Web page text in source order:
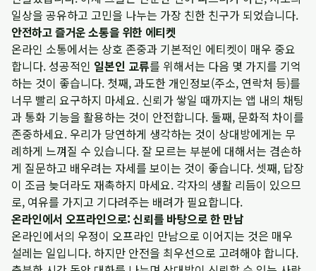
일상을 공유하고 고민을 나누는 가장 친한 친구가 되었습니다.
안전하고 즐거운 소통을 위한 에티켓
온라인 소통에서는 상호 존중과 기본적인 에티켓이 매우 중요
합니다. 성공적인 일본인 교류를 위해서는 다음 몇 가지를 기억
하는 것이 좋습니다. 첫째, 과도한 개인정보(주소, 연락처 등)를
너무 빨리 요구하지 마세요. 신뢰가 쌓일 때까지는 앱 내의 채팅
과 통화 기능을 활용하는 것이 안전합니다. 둘째, 문화적 차이를
존중하세요. 우리가 당연하게 생각하는 것이 상대방에게는 무
례하게 느껴질 수 있습니다. 잘 모르는 부분에 대해서는 겸손하
게 질문하고 배우려는 자세를 보이는 것이 좋습니다. 셋째, 답장
이 조금 늦더라도 재촉하지 마세요. 각자의 생활 리듬이 있으므
로, 여유를 가지고 기다려주는 배려가 필요합니다.
온라인에서 오프라인으로: 신뢰를 바탕으로 한 만남
온라인에서의 우정이 오프라인 만남으로 이어지는 것은 매우
설레는 일입니다. 하지만 안전을 최우선으로 고려해야 합니다.